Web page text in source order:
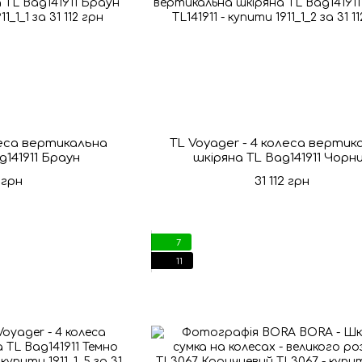
вертикальна
Браун
грн
TL Voyager - 4 колеса
шкіряна TL Bag141911
31 112 грн
7
11